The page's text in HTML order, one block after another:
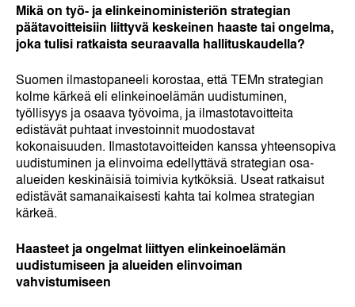
Mikä on työ- ja elinkeinoministeriön strategian
päätavoitteisiin liittyvä keskeinen haaste tai ongelma,
joka tulisi ratkaista seuraavalla hallituskaudella?
Suomen ilmastopaneeli korostaa, että TEMn strategian
kolme kärkeä eli elinkeinoelämän uudistuminen,
työllisyys ja osaava työvoima, ja ilmastotavoitteita
edistävät puhtaat investoinnit muodostavat
kokonaisuuden. Ilmastotavoitteiden kanssa yhteensopiva
uudistuminen ja elinvoima edellyttävä strategian osa-
alueiden keskinäisiä toimivia kytköksiä. Useat ratkaisut
edistävät samanaikaisesti kahta tai kolmea strategian
kärkeä.
Haasteet ja ongelmat liittyen elinkeinoelämän
uudistumiseen ja alueiden elinvoiman
vahvistumiseen